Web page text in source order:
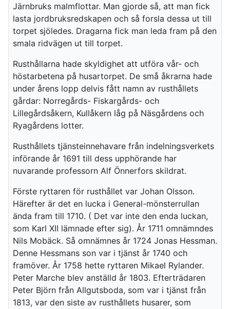
Järnbruks malmflottar. Man gjorde så, att man fick
lasta jordbruksredskapen och så forsla dessa ut till
torpet sjöledes. Dragarna fick man leda fram på den
smala ridvägen ut till torpet.
Rusthållarna hade skyldighet att utföra vår- och
höstarbetena på husartorpet. De små åkrarna hade
under årens lopp delvis fått namn av rusthållets
gårdar: Norregårds- Fiskargårds- och
Lillegårdsåkern, Kullåkern låg på Näsgårdens och
Ryagårdens lotter.
Rusthållets tjänsteinnehavare från indelningsverkets
införande år 1691 till dess upphörande har
nuvarande professorn Alf Önnerfors skildrat.
Förste ryttaren för rusthållet var Johan Olsson.
Härefter är det en lucka i General-mönsterrullan
ända fram till 1710. ( Det var inte den enda luckan,
som Karl XII lämnade efter sig). År 1711 omnämndes
Nils Mobäck. Så omnämnes år 1724 Jonas Hessman.
Denne Hessmans son var i tjänst år 1740 och
framöver. År 1758 hette ryttaren Mikael Rylander.
Peter Marche blev anställd år 1803. Efterträdaren
Peter Björn från Allgutsboda, som var i tjänst från
1813, var den siste av rusthållets husarer, som